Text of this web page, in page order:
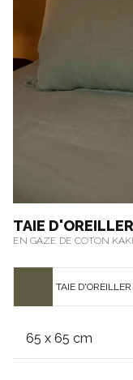
TAIE D'OREILLER
EN GAZE DE COTON KAKI
TAIE